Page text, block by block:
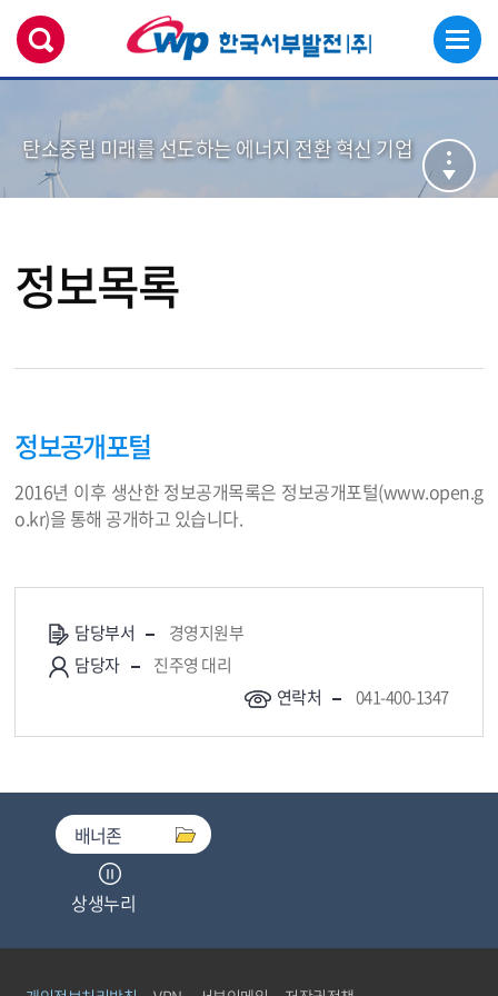
탄소중립 미래를 선도하는 에너지 전환 혁신 기업
정보목록
정보공개포털
2016년 이후 생산한 정보공개목록은 정보공개포털(www.open.g
o.kr)을 통해 공개하고 있습니다.
담당부서
경영지원부
담당자
진주영 대리
연락처
041-400-1347
배너존
상생누리